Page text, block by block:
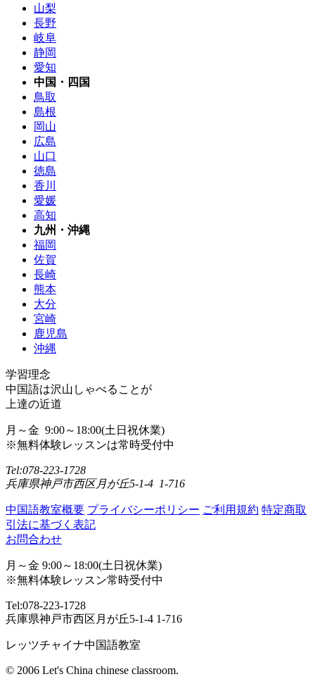
山梨
長野
岐阜
静岡
愛知
中国・四国
鳥取
島根
岡山
広島
山口
徳島
香川
愛媛
高知
九州・沖縄
福岡
佐賀
長崎
熊本
大分
宮崎
鹿児島
沖縄
学習理念
中国語は沢山しゃべることが
上達の近道
月～金 9:00～18:00(土日祝休業)
※無料体験レッスンは常時受付中
Tel:078-223-1728
兵庫県神戸市西区月が丘5-1-4 1-716
中国語教室概要 プライバシーポリシー ご利用規約 特定商取
引法に基づく表記
お問合わせ
月～金 9:00～18:00(土日祝休業)
※無料体験レッスン常時受付中
Tel:078-223-1728
兵庫県神戸市西区月が丘5-1-4 1-716
レッツチャイナ中国語教室
© 2006 Let's China chinese classroom.